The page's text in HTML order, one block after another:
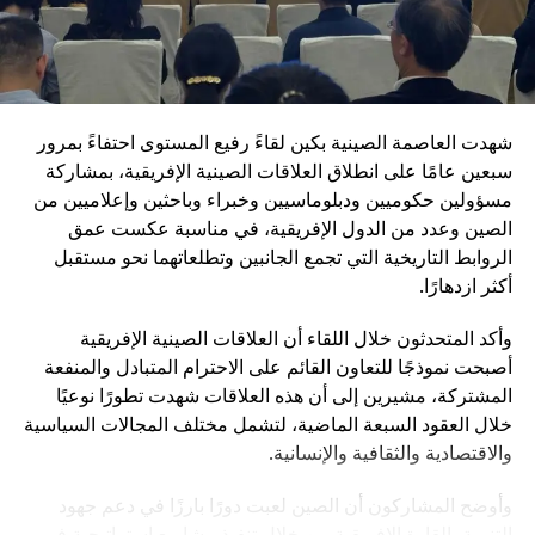
مكافحة الفساد داخل المؤسسة العسكرية
تعزيز ما تسميه “الولاء المطلق للحزب” داخل القوات
المسلحة
ويأتي هذا التوجه في إطار رؤية طويلة الأمد تهدف إلى جعل
الجيش الصيني في مصاف “الجيوش العالمية من الطراز الأول”.
وفي المقابل، تؤكد القيادة الصينية أنها لا تسعى إلى الهيمنة، بل
إلى تعزيز التنمية المشتركة وبناء نظام دولي أكثر توازناً.
ثورية صغيرة إلى قيادة دولة عظمى. وفي ظل هذا التحول، يبدو
أن الصين ماضية في ربط مستقبلها السياسي بالتحديث الشامل،
الذي يشمل الاقتصاد والتكنولوجيا والدفاع، باعتبارها ركائز
أساسية لمكانتها في القرن الحادي والعشرين.
شهدت العاصمة الصينية بكين لقاءً رفيع المستوى احتفاءً بمرور
سبعين عامًا على انطلاق العلاقات الصينية الإفريقية، بمشاركة
مسؤولين حكوميين ودبلوماسيين وخبراء وباحثين وإعلاميين من
الصين وعدد من الدول الإفريقية، في مناسبة عكست عمق
الروابط التاريخية التي تجمع الجانبين وتطلعاتهما نحو مستقبل
أكثر ازدهارًا.
وأكد المتحدثون خلال اللقاء أن العلاقات الصينية الإفريقية
أصبحت نموذجًا للتعاون القائم على الاحترام المتبادل والمنفعة
المشتركة، مشيرين إلى أن هذه العلاقات شهدت تطورًا نوعيًا
خلال العقود السبعة الماضية، لتشمل مختلف المجالات السياسية
والاقتصادية والثقافية والإنسانية.
وأوضح المشاركون أن الصين لعبت دورًا بارزًا في دعم جهود